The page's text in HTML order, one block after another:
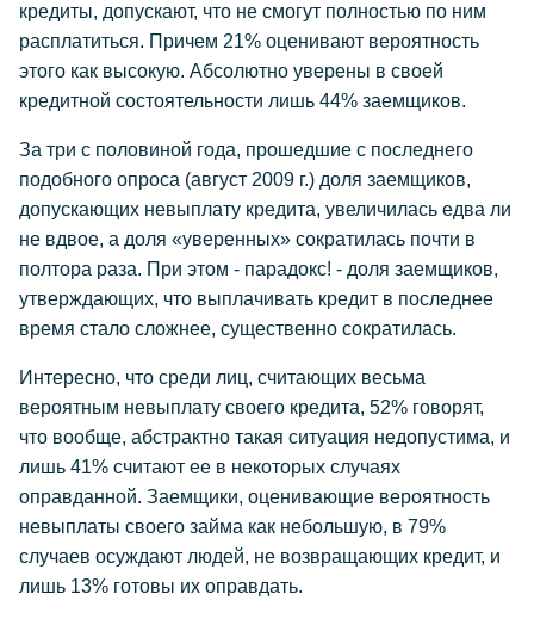
кредиты, допускают, что не смогут полностью по ним
расплатиться. Причем 21% оценивают вероятность
этого как высокую. Абсолютно уверены в своей
кредитной состоятельности лишь 44% заемщиков.
За три с половиной года, прошедшие с последнего
подобного опроса (август 2009 г.) доля заемщиков,
допускающих невыплату кредита, увеличилась едва ли
не вдвое, а доля «уверенных» сократилась почти в
полтора раза. При этом - парадокс! - доля заемщиков,
утверждающих, что выплачивать кредит в последнее
время стало сложнее, существенно сократилась.
Интересно, что среди лиц, считающих весьма
вероятным невыплату своего кредита, 52% говорят,
что вообще, абстрактно такая ситуация недопустима, и
лишь 41% считают ее в некоторых случаях
оправданной. Заемщики, оценивающие вероятность
невыплаты своего займа как небольшую, в 79%
случаев осуждают людей, не возвращающих кредит, и
лишь 13% готовы их оправдать.